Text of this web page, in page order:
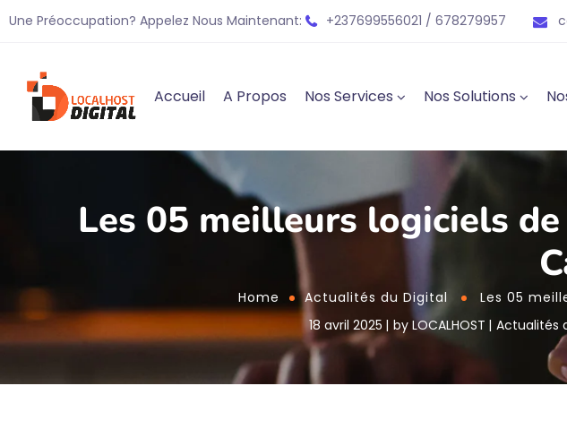
Une Préoccupation? Appelez Nous Maintenant: +237699556021 / 678279957
Accueil A Propos Nos Services Nos Solutions
Les 05 meilleurs logiciels
Home Actualités du Digital
Les 05
18 avril 2025
by LOCALHOST Actualités